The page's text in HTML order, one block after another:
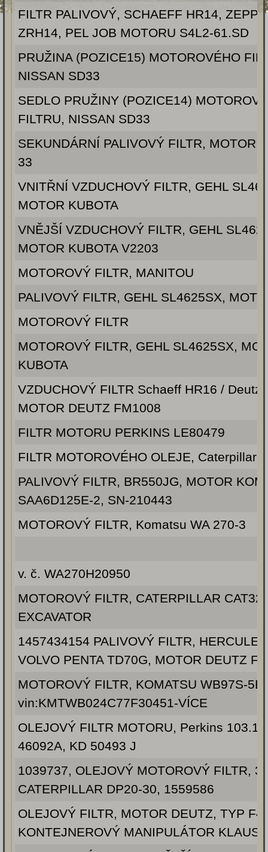
FILTR PALIVOVÝ, SCHAEFF HR14,
ZRH14, PEL JOB MOTORU S4L2-61.SD
PRUŽINA (POZICE15) MOTOROVÉHO
NISSAN SD33
SEDLO PRUŽINY (POZICE14)
FILTRU, NISSAN SD33
SEKUNDÁRNÍ PALIVOVÝ FILTR, MOTOR
33
VNITŘNÍ VZDUCHOVÝ FILTR, GEHL
MOTOR KUBOTA
VNĚJŠÍ VZDUCHOVÝ FILTR, GEHL
MOTOR KUBOTA V2203
MOTOROVÝ FILTR, MANITOU
PALIVOVÝ FILTR, GEHL SL4625SX,
MOTOROVÝ FILTR
MOTOROVÝ FILTR, GEHL SL4625SX,
KUBOTA
VZDUCHOVÝ FILTR Schaeff HR16 /
MOTOR DEUTZ FM1008
FILTR MOTORU PERKINS LE80479
FILTR MOTOROVÉHO OLEJE, Caterpillar
PALIVOVÝ FILTR, BR550JG, MOTOR
SAA6D125E-2, SN-210443
MOTOROVÝ FILTR, Komatsu WA 270-3
v. č. WA270H20950
MOTOROVÝ FILTR, CATERPILLAR
EXCAVATOR
1457434154 PALIVOVÝ FILTR,
VOLVO PENTA TD70G, MOTOR DEUTZ
MOTOROVÝ FILTR, KOMATSU WB97S-
vin:KMTWB024C77F30451-VÍCE
OLEJOVÝ FILTR MOTORU, Perkins
46092A, KD 50493 J
1039737, OLEJOVÝ MOTOROVÝ FILTR,
CATERPILLAR DP20-30, 1559586
OLEJOVÝ FILTR, MOTOR DEUTZ, TYP
KONTEJNEROVÝ MANIPULÁTOR KLAUS